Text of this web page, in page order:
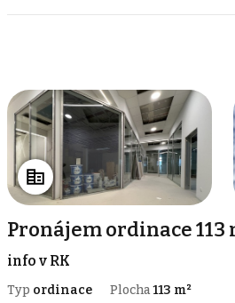
Pronájem ordinace 113
info v RK
Typ ordinace Plocha113 m²